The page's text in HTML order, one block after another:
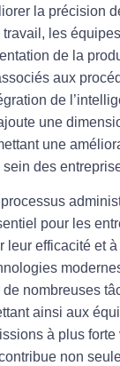
la précision
, les
de la
aux
de
une
une
des
pour les
leur efficacité et
nombreuses
ainsi aux
à plus forte
non